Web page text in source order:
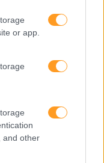
or app.
and other